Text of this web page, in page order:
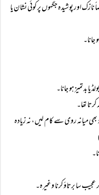
اور پوشیدہ جگہوں پر کوئی نشان یا
بدتمیز ہو جانا۔
تھا۔
بھی میانہ روی سے کام لیں، نہ زیادہ
سا برتاؤ کرنا وغیرہ۔